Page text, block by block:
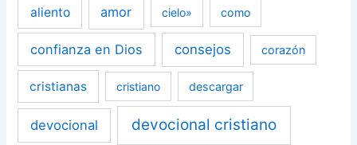
aliento amor cielo» como
confianza en Dios consejos corazón
cristianas cristiano descargar
devocional devocional cristiano